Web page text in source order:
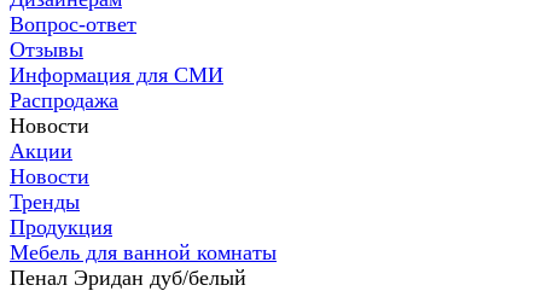
Вопрос-ответ
Отзывы
Информация для СМИ
Распродажа
Новости
Акции
Новости
Тренды
Продукция
Мебель для ванной комнаты
Пенал Эридан дуб/белый